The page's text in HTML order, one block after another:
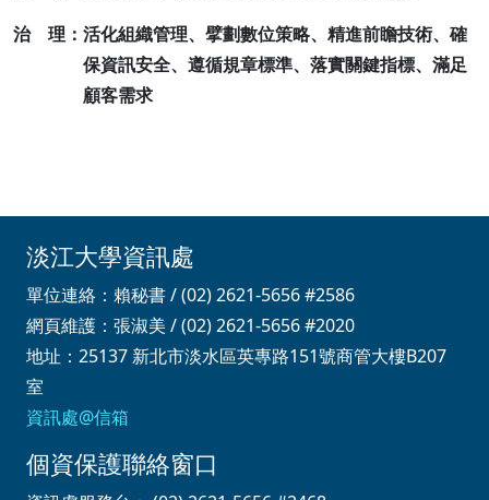
治 理：活化組織管理、擘劃數位策略、精進前瞻技術、確
保資訊安全、遵循規章標準、落實關鍵指標、滿足
顧客需求
淡江大學資訊處
單位連絡：賴秘書 / (02) 2621-5656 #2586
網頁維護：張淑美 / (02) 2621-5656 #2020
地址：25137 新北市淡水區英專路151號商管大樓B207
室
資訊處@信箱
個資保護聯絡窗口